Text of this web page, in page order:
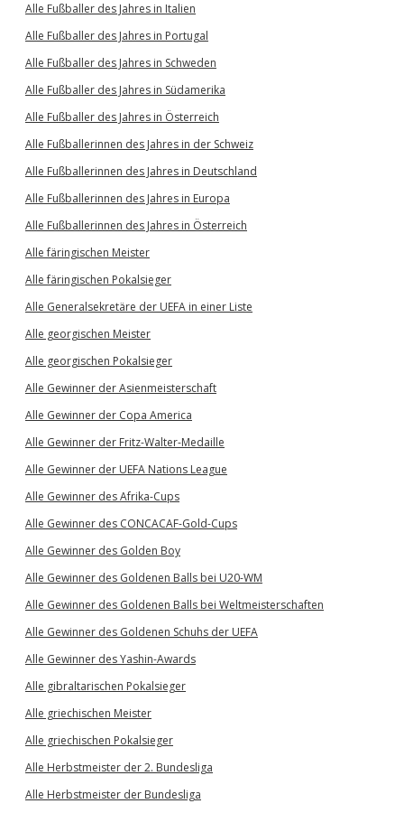
Alle Fußballer des Jahres in Italien
Alle Fußballer des Jahres in Portugal
Alle Fußballer des Jahres in Schweden
Alle Fußballer des Jahres in Südamerika
Alle Fußballer des Jahres in Österreich
Alle Fußballerinnen des Jahres in der Schweiz
Alle Fußballerinnen des Jahres in Deutschland
Alle Fußballerinnen des Jahres in Europa
Alle Fußballerinnen des Jahres in Österreich
Alle färingischen Meister
Alle färingischen Pokalsieger
Alle Generalsekretäre der UEFA in einer Liste
Alle georgischen Meister
Alle georgischen Pokalsieger
Alle Gewinner der Asienmeisterschaft
Alle Gewinner der Copa America
Alle Gewinner der Fritz-Walter-Medaille
Alle Gewinner der UEFA Nations League
Alle Gewinner des Afrika-Cups
Alle Gewinner des CONCACAF-Gold-Cups
Alle Gewinner des Golden Boy
Alle Gewinner des Goldenen Balls bei U20-WM
Alle Gewinner des Goldenen Balls bei Weltmeisterschaften
Alle Gewinner des Goldenen Schuhs der UEFA
Alle Gewinner des Yashin-Awards
Alle gibraltarischen Pokalsieger
Alle griechischen Meister
Alle griechischen Pokalsieger
Alle Herbstmeister der 2. Bundesliga
Alle Herbstmeister der Bundesliga